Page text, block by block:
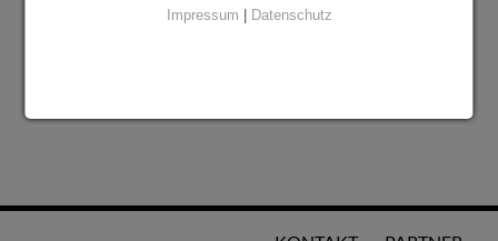
Impressum | Datenschutz